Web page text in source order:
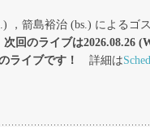
，箭島裕治 (bs.) によるゴ
次回のライブは2026.08.26
ライブです！ 詳細は